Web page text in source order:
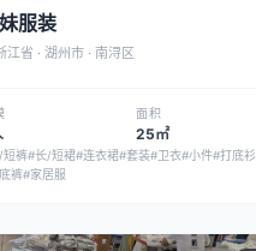
服装
江省 · 湖州市 · 南浔区
面积
25㎡
短裤#长/短裙#连衣裙#套装#卫衣#小件#打底衫
裤#家居服